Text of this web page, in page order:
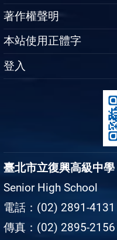
著作權聲明
本站使用正體字
登入
臺北市立復興高級中學
Senior High School
電話：(02) 2891-4131
傳真：(02) 2895-2156